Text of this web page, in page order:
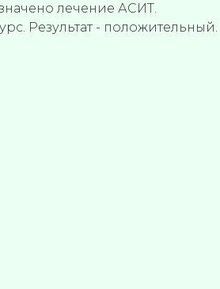
лечение АСИТ.
Результат - положительный.